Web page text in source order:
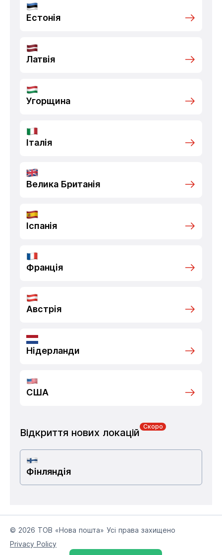
Естонія
Латвія
Угорщина
Італія
Велика Британія
Іспанія
Франція
Австрія
Нідерланди
США
Відкриття нових локацій
Скоро
Фінляндія
© 2026 ТОВ «Нова пошта» Усі права захищено
Privacy Policy